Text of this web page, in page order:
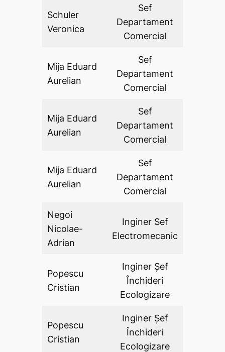
Schuler
Veronica
Sef
Departament
Comercial
Mija Eduard
Aurelian
Sef
Departament
Comercial
Mija Eduard
Aurelian
Sef
Departament
Comercial
Mija Eduard
Aurelian
Sef
Departament
Comercial
Negoi
Nicolae-
Adrian
Inginer Sef
Electromecanic
Popescu
Cristian
Inginer Șef
Închideri
Ecologizare
Popescu
Cristian
Inginer Șef
Închideri
Ecologizare